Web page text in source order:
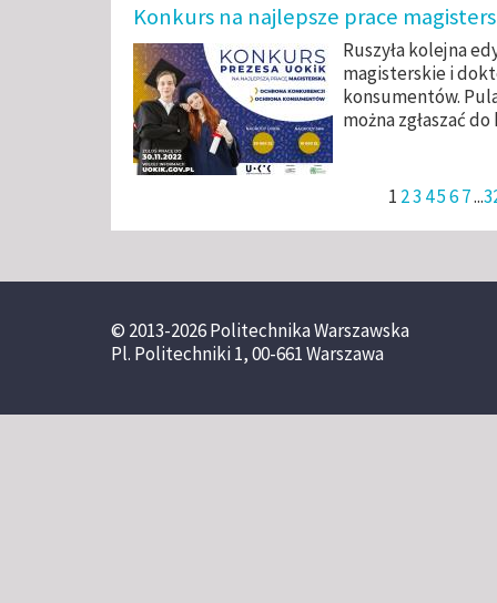
Konkurs na najlepsze prace
Ruszyła kolejna
magisterskie i
konsumentów.
można zgłaszać
1 23 456 7...
© 2013-2026 Politechnika Warszawska
Pl. Politechniki 1, 00-661 Warszawa